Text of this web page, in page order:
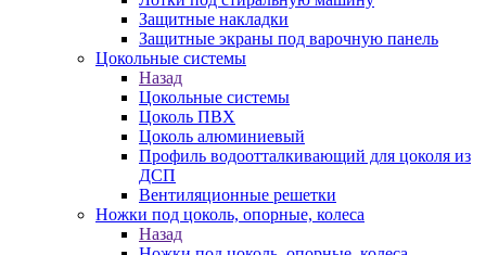
Защитные накладки
Защитные экраны под варочную панель
Цокольные системы
Назад
Цокольные системы
Цоколь ПВХ
Цоколь алюминиевый
Профиль водоотталкивающий для цоколя из
ДСП
Вентиляционные решетки
Ножки под цоколь, опорные, колеса
Назад